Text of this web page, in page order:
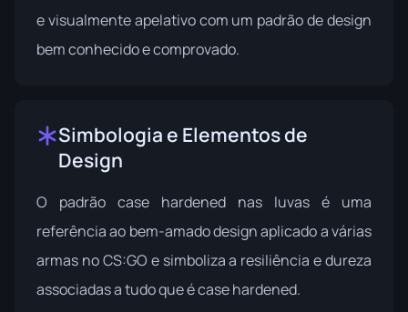
e visualmente apelativo com um padrão de design
bem conhecido e comprovado.
Simbologia e Elementos de
Design
O padrão case hardened nas luvas é uma
referência ao bem-amado design aplicado a várias
armas no CS:GO e simboliza a resiliência e dureza
associadas a tudo que é case hardened.